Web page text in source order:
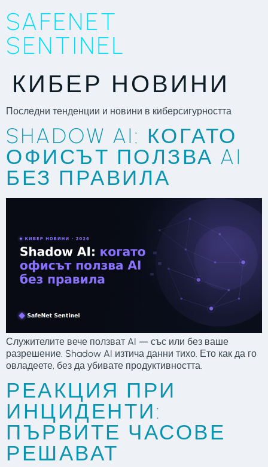
SAFENET
SENTINEL
КИБЕР НОВИНИ
Последни тенденции и новини в киберсигурността
SHADOW AI: КОГАТО
ОФИСЪТ ПОЛЗВА AI
БЕЗ ПРАВИЛА
Служителите вече ползват AI — със или без ваше
разрешение. Shadow AI изтича данни тихо. Ето как да го
овладеете, без да убивате продуктивността.
РЕАКЦИЯ ПРИ
ИНЦИДЕНТИ:
ПЪРВИТЕ ЧАСОВЕ
РЕШАВАТ